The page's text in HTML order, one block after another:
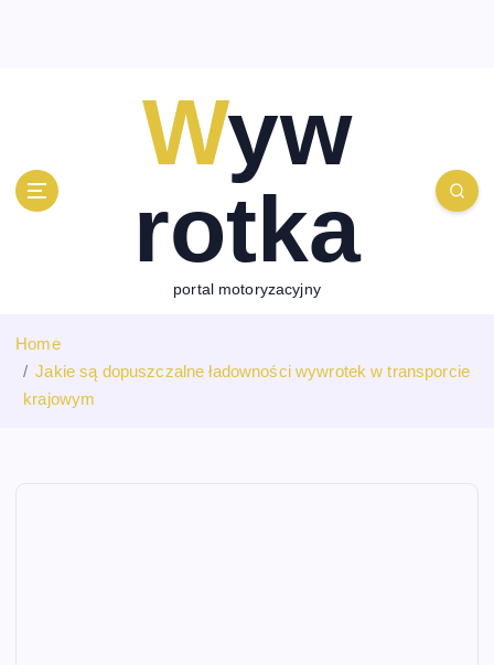
Wyw
rotka
portal motoryzacyjny
Home
Jakie są dopuszczalne ładowności wywrotek w transporcie
krajowym